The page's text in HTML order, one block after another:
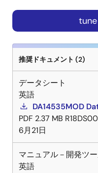
tune
推奨ドキュメント (2)
データシート
英語
DA14535MOD
PDF 2.37 MB
6月21日
マニュアル－開発ツ
英語